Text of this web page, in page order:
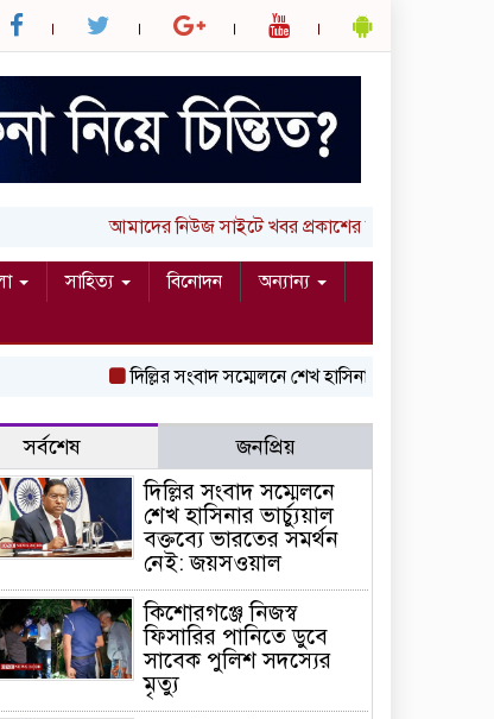
আমাদের নিউজ সাইটে খবর প্রকাশের জন্য আপনার
সাহিত্য বিনোদন
অন্যান্য
দিল্লির সংবাদ সম্মেলনে শেখ হাসিনার ভার্চ্যুয়াল
সর্বশেষ জনপ্রিয়
দিল্লির সংবাদ সম্মেলনে
শেখ হাসিনার ভার্চ্যুয়াল
বক্তব্যে ভারতের সমর্থন
নেই: জয়সওয়াল
কিশোরগঞ্জে নিজস্ব
ফিসারির পানিতে ডুবে
সাবেক পুলিশ সদস্যের
মৃত্যু